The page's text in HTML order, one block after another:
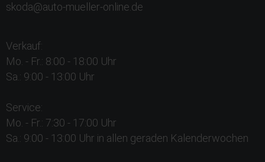
skoda@auto-mueller-online.de
Verkauf:
Mo. - Fr.: 8:00 - 18:00 Uhr
Sa.: 9:00 - 13:00 Uhr
Service:
Mo. - Fr.: 7:30 - 17:00 Uhr
Sa.: 9:00 - 13:00 Uhr in allen geraden Kalenderwochen